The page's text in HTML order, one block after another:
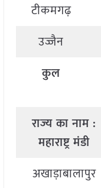
टीकमगढ़
उज्जैन
कुल
राज्यकानाम :
महाराष्ट्र मंडी
अखाड़ाबालापुर